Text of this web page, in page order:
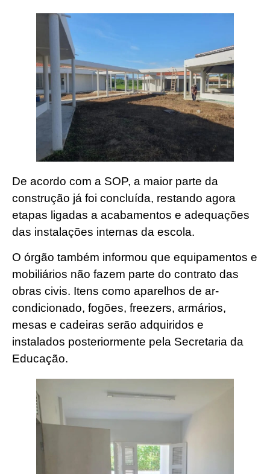
De acordo com a SOP, a maior parte da
construção já foi concluída, restando agora
etapas ligadas a acabamentos e adequações
das instalações internas da escola.
O órgão também informou que equipamentos e
mobiliários não fazem parte do contrato das
obras civis. Itens como aparelhos de ar-
condicionado, fogões, freezers, armários,
mesas e cadeiras serão adquiridos e
instalados posteriormente pela Secretaria da
Educação.